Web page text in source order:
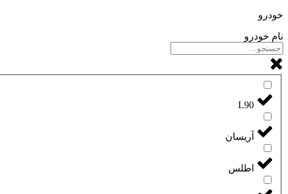
خودرو
نام خودرو
L90
آریسان
اطلس